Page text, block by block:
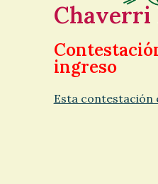
Chaverri
ingreso
Esta contestación